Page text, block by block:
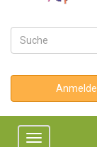
Toggle